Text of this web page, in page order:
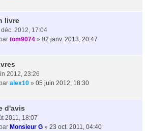
livre
2012, 17:04
tom9074 » 02 janv. 2013, 20:47
2012, 23:26
alex10 » 05 juin 2012, 18:30
d'avis
2011, 18:07
Monsieur G » 23 oct. 2011, 04:40